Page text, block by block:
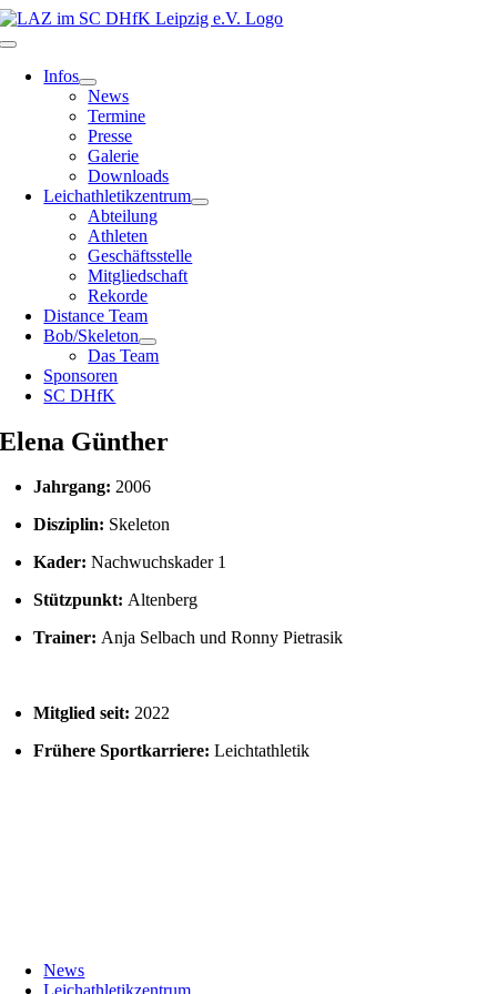
Zum
Inhalt
Toggle
Navigation
Infos
News
Termine
Presse
Galerie
Downloads
Leichathletikzentrum
Abteilung
Athleten
Geschäftsstelle
Mitgliedschaft
Rekorde
Distance Team
Bob/Skeleton
Das Team
Sponsoren
SC DHfK
Elena Günther
Jahrgang: 2006
Disziplin: Skeleton
Kader: Nachwuchskader 1
Stützpunkt: Altenberg
Trainer: Anja Selbach und Ronny Pietrasik
Mitglied seit: 2022
Frühere Sportkarriere: Leichtathletik
News
Leichathletikzentrum